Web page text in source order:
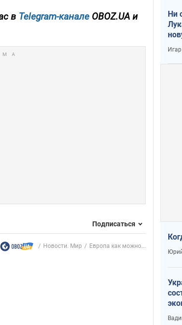
в Telegram-канале OBOZ.UA и
Подписаться
Новости. Мир Европа как можно...
Ни